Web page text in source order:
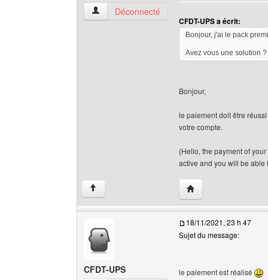
marttyp Voir le profil de l'utilisateur
Déconnecté
CFDT-UPS a écrit:
Bonjour, j'ai le pack
Avez vous une solution ?
Bonjour,
le paiement doit être
votre compte.
(Hello, the payment of
active and you will be able
↑ Visiter le site web
CFDT-UPS
18/11/2021, 23 h 47
Sujet du message:
le paiement est réalisé